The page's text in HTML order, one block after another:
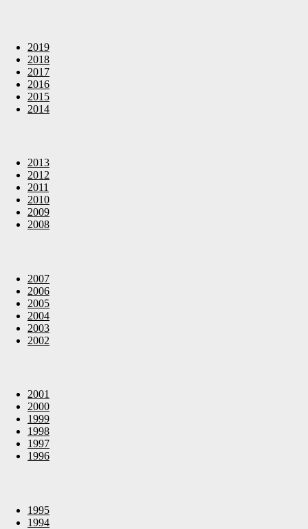
2019
2018
2017
2016
2015
2014
2013
2012
2011
2010
2009
2008
2007
2006
2005
2004
2003
2002
2001
2000
1999
1998
1997
1996
1995
1994